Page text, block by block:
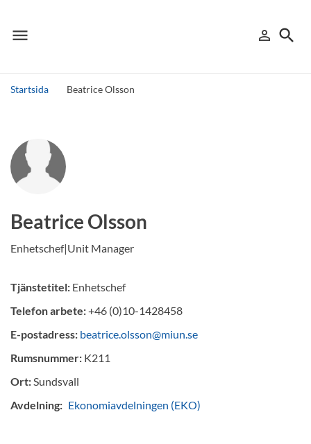
menu
Meny person_outline
Logga in
search
Sök
Startsida Beatrice Olsson
Andra söktjänster
Detta är vår testmiljö - endast testdata
Beatrice Olsson
Enhetschef|Unit Manager
Tjänstetitel: Enhetschef
Telefon arbete:+46 (0)10-1428458
E-postadress: beatrice.olsson@miun.se
Rumsnummer: K211
Ort:Sundsvall
Avdelning: Ekonomiavdelningen (EKO)